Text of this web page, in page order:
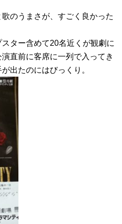
のうまさが、すごく良かった
ター含めて20名近くが観劇に
直前に客席に一列で入ってき
出たのにはびっくり。